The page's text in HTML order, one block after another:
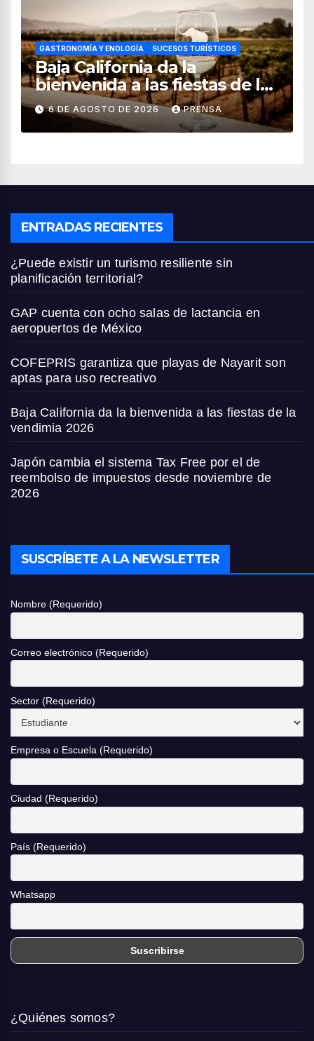
GASTRONOMÍA Y ENOLOGÍA SUCESOS TURÍSTICOS
Baja California da la
bienvenida a las fiestas de la
vendimia 2026
6 DE AGOSTO DE 2026 PRENSA
ENTRADAS RECIENTES
¿Puede existir un turismo resiliente sin
planificación territorial?
GAP cuenta con ocho salas de lactancia en
aeropuertos de México
COFEPRIS garantiza que playas de Nayarit son
aptas para uso recreativo
Baja California da la bienvenida a las fiestas de la
vendimia 2026
Japón cambia el sistema Tax Free por el de
reembolso de impuestos desde noviembre de
2026
SUSCRÍBETE A LA NEWSLETTER
Nombre (Requerido)
Correo electrónico (Requerido)
Sector (Requerido)
Empresa o Escuela (Requerido)
Ciudad (Requerido)
País (Requerido)
Whatsapp
¿Quiénes somos?